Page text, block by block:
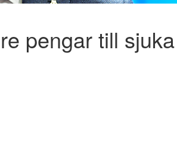
pengar till sjuka